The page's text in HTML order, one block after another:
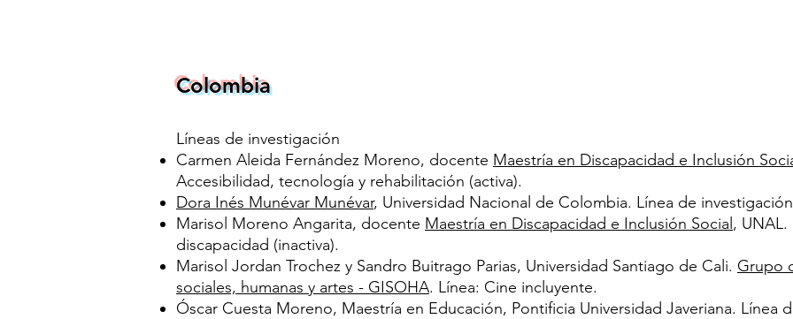
Colombia
Líneas de investigación
Carmen Aleida Fernández Moreno, docente Maestría en Discapacidad e Inclusión
Accesibilidad, tecnología y rehabilitación (activa).
Dora Inés Munévar Munévar, Universidad Nacional de Colombia. Línea de
Marisol Moreno Angarita, docente Maestría en Discapacidad e Inclusión Social ,
discapacidad (inactiva).
Marisol Jordan Trochez y Sandro Buitrago Parias, Universidad Santiago de Cali. Grupo
sociales, humanas y artes - GISOHA. Línea: Cine incluyente.
Óscar Cuesta Moreno, Maestría en Educación, Pontificia Universidad Javeriana. Línea